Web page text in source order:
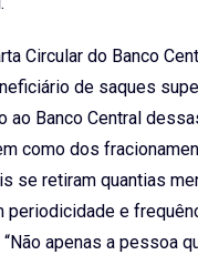
Circular do Banco
de saques
ao Banco Central
como dos
se retiram quantias
periodicidade e
apenas a pessoa